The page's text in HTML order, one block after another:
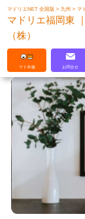
マ
クリ
マドリエNET 全国版> 九州>マ
マドリエ福岡東
（株）
マド本舗 お問合せ